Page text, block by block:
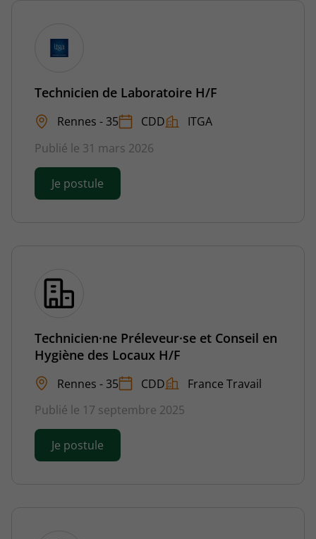
Technicien de Laboratoire H/F
Rennes - 35 CDD
ITGA
Publié le 31 mars 2026
Je postule
Technicien·ne Préleveur·se et Conseil en
Hygiène des Locaux H/F
Rennes - 35 CDD
France Travail
Publié le 17 septembre 2025
Je postule